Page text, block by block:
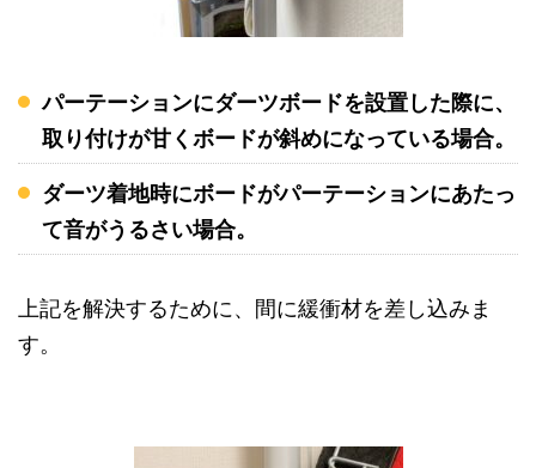
パーテーションにダーツボードを設置した際に、
取り付けが甘くボードが斜めになっている場合。
ダーツ着地時にボードがパーテーションにあたっ
て音がうるさい場合。
上記を解決するために、間に緩衝材を差し込みま
す。